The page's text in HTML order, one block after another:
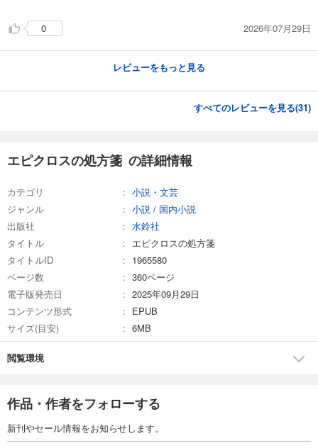
0 2026年07月29日
レビューをもっと見る
すべてのレビューを見る(31)
エピクロスの処方箋 の詳細情報
カテゴリ
小説・文芸
ジャンル
小説 / 国内小説
出版社
水鈴社
タイトル
エピクロスの処方箋
タイトルID
1965580
ページ数
360ページ
電子版発売日
2025年09月29日
コンテンツ形式
EPUB
サイズ(目安)
6MB
閲覧環境
作品・作者をフォローする
新刊やセール情報をお知らせします。